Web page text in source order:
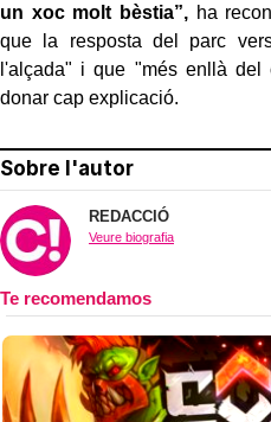
un xoc molt bèstia”,ha
que la resposta del parc
l'alçada" i que "més enllà del
donar cap explicació.
Sobre l'autor
REDACCIÓ
Veure biografia